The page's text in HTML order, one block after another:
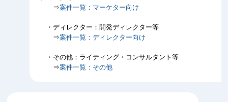
⇒案件一覧：マーケター向け
・ディレクター：開発ディレクター等
⇒案件一覧：ディレクター向け
・その他：ライティング・コンサルタント等
⇒案件一覧：その他